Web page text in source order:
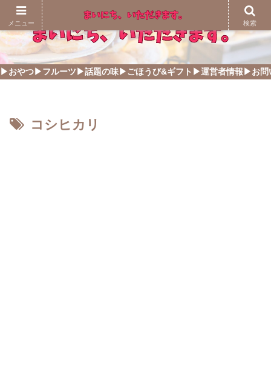
▶おやつ▶フルーツ ▶話題の味▶ごほうび&ギフト ▶運営者情報 ▶お問
コシヒカリ
メニュー 検索